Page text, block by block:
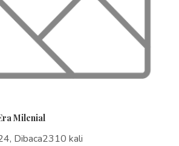
Milenial
Dibaca2310 kali